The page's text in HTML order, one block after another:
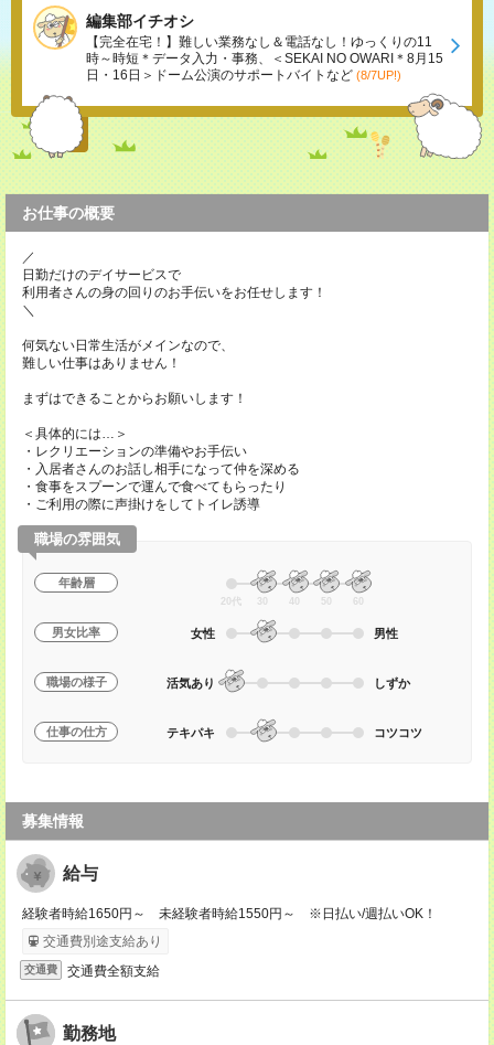
編集部イチオシ
【完全在宅！】難しい業務なし＆電話なし！ゆっくりの11
時～時短＊データ入力・事務、＜SEKAI NO OWARI＊8月15
日・16日＞ドーム公演のサポートバイトなど (8/7UP!)
お仕事の概要
／
日勤だけのデイサービスで
利用者さんの身の回りのお手伝いをお任せします！
＼
何気ない日常生活がメインなので、
難しい仕事はありません！
まずはできることからお願いします！
＜具体的には…＞
・レクリエーションの準備やお手伝い
・入居者さんのお話し相手になって仲を深める
・食事をスプーンで運んで食べてもらったり
・ご利用の際に声掛けをしてトイレ誘導
職場の雰囲気
年齢層
20代 30 40 50 60
男女比率 女性 男性
職場の様子 活気あり しずか
仕事の仕方 テキパキ コツコツ
募集情報
給与
経験者時給1650円～ 未経験者時給1550円～ ※日払い/週払いOK！
交通費別途支給あり
交通費 交通費全額支給
勤務地